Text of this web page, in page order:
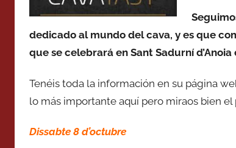
dedicado al mundo del cava, y es que
que se celebrará en Sant Sadurní
Tenéis toda la información en su página
lo más importante aquí pero miraos bien
Dissabte 8 d’octubre